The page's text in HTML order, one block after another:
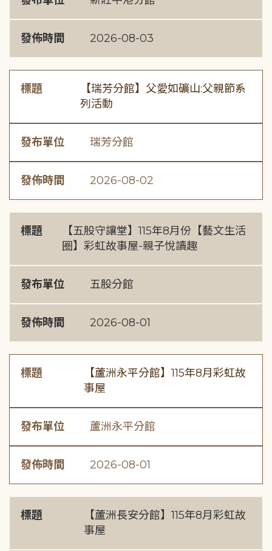
發佈時間 2026-08-03
標題
【瑞芳分館】父愛如礦山:父親節系
列活動
發布單位 瑞芳分館
發佈時間 2026-08-02
標題
【五股守讓堂】115年8月份【藝文生活
圈】彩虹故事屋-親子悅讀趣
發布單位 五股分館
發佈時間 2026-08-01
標題
【蘆洲永平分館】115年8月彩虹故
事屋
發布單位 蘆洲永平分館
發佈時間 2026-08-01
標題
【蘆洲長安分館】115年8月彩虹故
事屋